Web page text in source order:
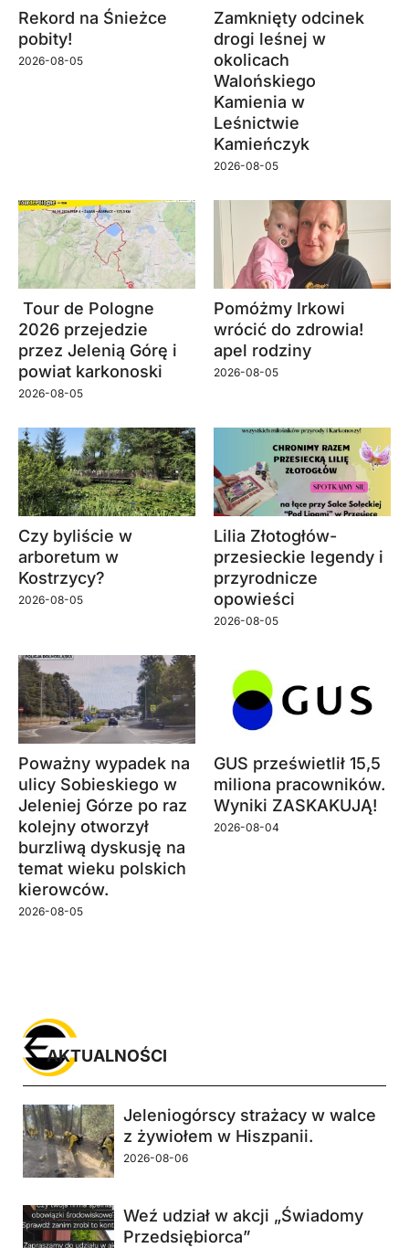
Rekord na Śnieżce
pobity!
2026-08-05
Zamknięty odcinek
drogi leśnej w
okolicach
Walońskiego
Kamienia w
Leśnictwie
Kamieńczyk
2026-08-05
Tour de Pologne
2026 przejedzie
przez Jelenią Górę i
powiat karkonoski
2026-08-05
Pomóżmy Irkowi
wrócić do zdrowia!
apel rodziny
2026-08-05
Czy byliście w
arboretum w
Kostrzycy?
2026-08-05
Lilia Złotogłów-
przesieckie legendy i
przyrodnicze
opowieści
2026-08-05
Poważny wypadek na
ulicy Sobieskiego w
Jeleniej Górze po raz
kolejny otworzył
burzliwą dyskusję na
temat wieku polskich
kierowców.
2026-08-05
GUS prześwietlił 15,5
miliona pracowników.
Wyniki ZASKAKUJĄ!
2026-08-04
Jeleniogórscy strażacy w walce
z żywiołem w Hiszpanii.
2026-08-06
Weź udział w akcji „Świadomy
Przedsiębiorca”
AKTUALNOŚCI